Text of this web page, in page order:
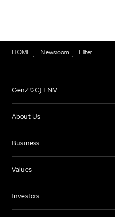
HOME Newsroom Filter
GenZ♡CJ ENM
About Us
Business
Values
Investors